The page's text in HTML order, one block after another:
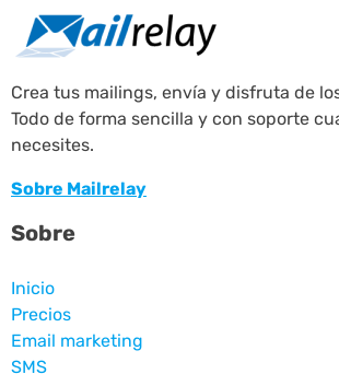
Crea tus mailings, envía y disfruta de
Todo de forma sencilla y con soporte
necesites.
Sobre Mailrelay
Sobre
Inicio
Precios
Email marketing
SMS